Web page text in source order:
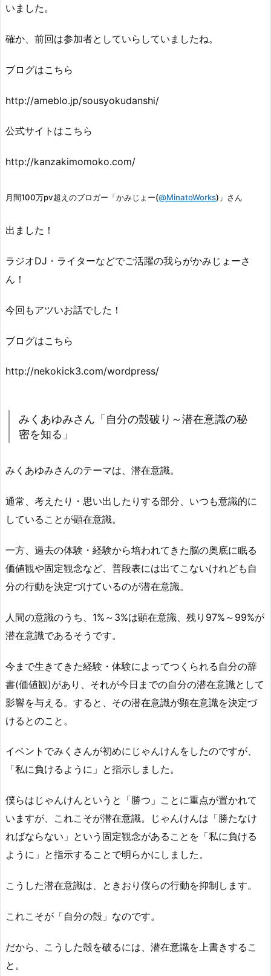
いました。
確か、前回は参加者としていらしていましたね。
ブログはこちら
http://ameblo.jp/sousyokudanshi/
公式サイトはこちら
http://kanzakimomoko.com/
月間100万pv超えのブロガー「かみじょー(@MinatoWorks)」さん
出ました！
ラジオDJ・ライターなどでご活躍の我らがかみじょーさ
ん！
今回もアツいお話でした！
ブログはこちら
http://nekokick3.com/wordpress/
みくあゆみさん「自分の殻破り～潜在意識の秘
密を知る」
みくあゆみさんのテーマは、潜在意識。
通常、考えたり・思い出したりする部分、いつも意識的に
していることが顕在意識。
一方、過去の体験・経験から培われてきた脳の奥底に眠る
価値観や固定観念など、普段表には出てこないけれども自
分の行動を決定づけているのが潜在意識。
人間の意識のうち、1%～3%は顕在意識、残り97%～99%が
潜在意識であるそうです。
今まで生きてきた経験・体験によってつくられる自分の辞
書(価値観)があり、それが今日までの自分の潜在意識として
影響を与える。すると、その潜在意識が顕在意識を決定づ
けるとのこと。
イベントでみくさんが初めにじゃんけんをしたのですが、
「私に負けるように」と指示しました。
僕らはじゃんけんというと「勝つ」ことに重点が置かれて
いますが、これこそが潜在意識。じゃんけんは「勝たなけ
ればならない」という固定観念があることを「私に負ける
ように」と指示することで明らかにしました。
こうした潜在意識は、ときおり僕らの行動を抑制します。
これこそが「自分の殻」なのです。
だから、こうした殻を破るには、潜在意識を上書きするこ
と。